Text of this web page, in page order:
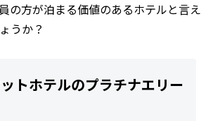
の方が泊まる価値のあるホテルと言え
うか？
トホテルのプラチナエリー